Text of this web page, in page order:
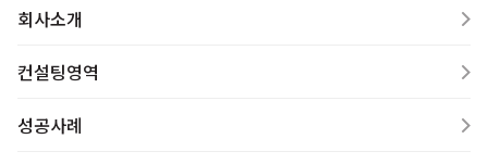
회사소개
컨설팅영역
성공사례